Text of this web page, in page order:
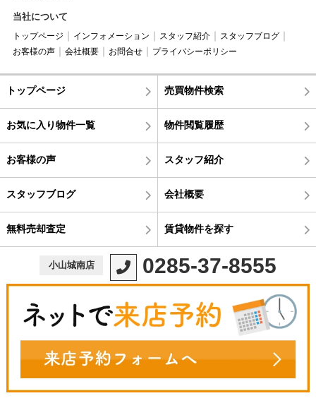
当社について
トップページ インフォメーション スタッフ紹介
スタッフブログ
お客様の声
会社概要 お問合せ プライバシーポリシー
トップページ 売買物件検索
お気に入り物件一覧 物件閲覧履歴
お客様の声 スタッフ紹介
スタッフブログ 会社概要
無料売却査定 賃貸物件を探す
小山城南店 0285-37-8555